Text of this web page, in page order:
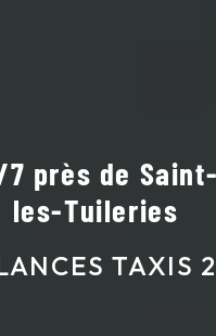
7 près de
les-Tuileries
TAXIS